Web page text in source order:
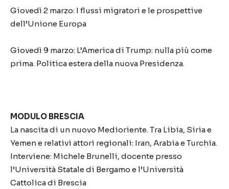
Giovedì 2 marzo: I flussi migratori e le prospettive
dell’Unione Europa
Giovedì 9 marzo: L’America di Trump: nulla più come
prima. Politica estera della nuova Presidenza.
MODULO BRESCIA
La nascita di un nuovo Medioriente. Tra Libia, Siria e
Yemen e relativi attori regionali: Iran, Arabia e Turchia.
Interviene: Michele Brunelli, docente presso
l’Università Statale di Bergamo e l’Università
Cattolica di Brescia